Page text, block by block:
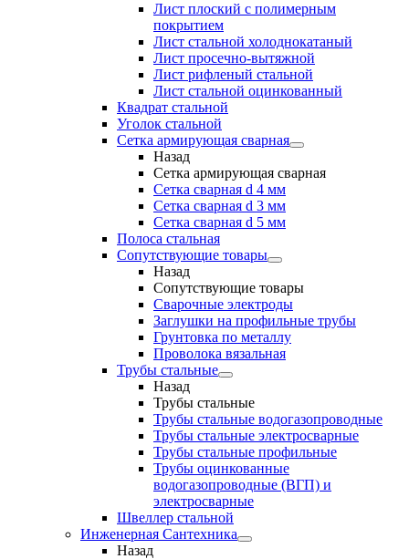
Лист плоский с полимерным
покрытием
Лист стальной холоднокатаный
Лист просечно-вытяжной
Лист рифленый стальной
Лист стальной оцинкованный
Квадрат стальной
Уголок стальной
Сетка армирующая сварная
Назад
Сетка армирующая сварная
Сетка сварная d 4 мм
Сетка сварная d 3 мм
Сетка сварная d 5 мм
Полоса стальная
Сопутствующие товары
Назад
Сопутствующие товары
Сварочные электроды
Заглушки на профильные трубы
Грунтовка по металлу
Проволока вязальная
Трубы стальные
Назад
Трубы стальные
Трубы стальные водогазопроводные
Трубы стальные электросварные
Трубы стальные профильные
Трубы оцинкованные
водогазопроводные (ВГП) и
электросварные
Швеллер стальной
Инженерная Сантехника
Назад